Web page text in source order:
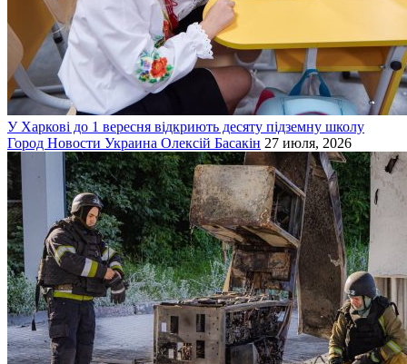
У Харкові до 1 вересня відкриють десяту підземну школу
Город Новости Украина Олексій Басакін 27 июля, 2026